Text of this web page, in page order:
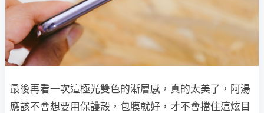
最後再看一次這極光雙色的漸層感，真的太美了，阿湯
應該不會想要用保護殻，包膜就好，才不會擋住這炫目